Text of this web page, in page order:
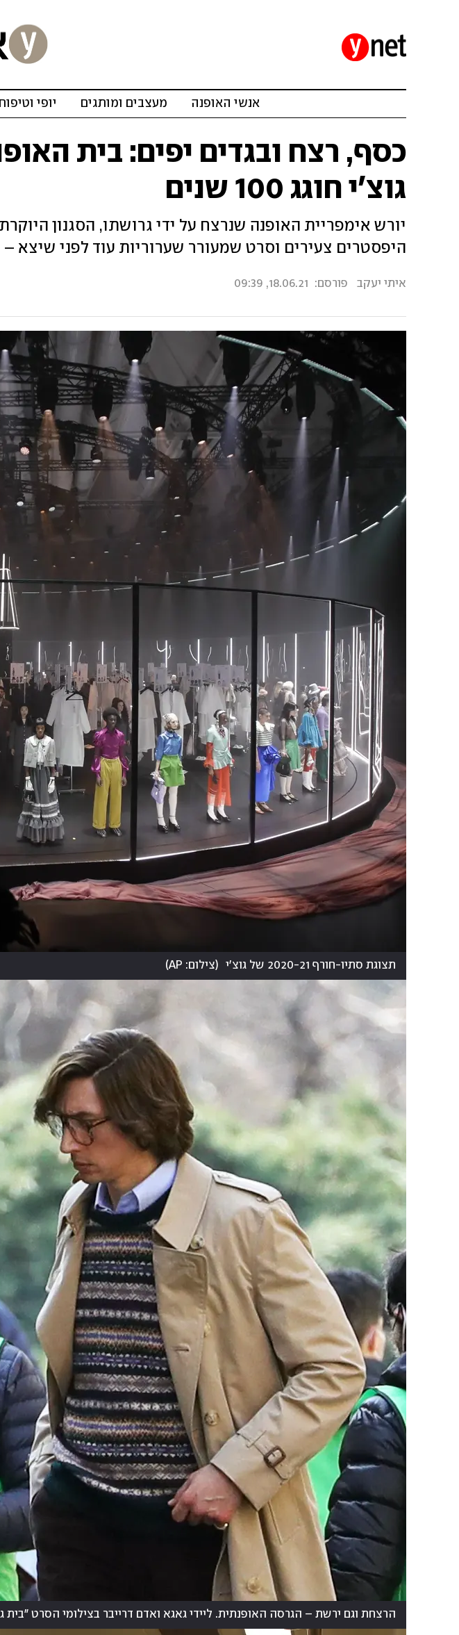
אנשי האופנה מעצבים ומותגים יופי וטיפוח
כסף, רצח ובגדים יפים: בית
גוצ'י חוגג 100 שנים
יורש אימפריית האופנה שנרצח על ידי גרושתו, הסגנון
היפסטרים צעירים וסרט שמעורר שערוריות עוד לפני שיצא
איתי יעקב פורסם: 18.06.21, 09:39
תצוגת סתיו-חורף 2020-21 של גוצ'י (צילום: AP )
הרצחת וגם ירשת – הגרסה האופנתית. ליידי גאגא ואדם דרייבר בצילומי הסרט "בית